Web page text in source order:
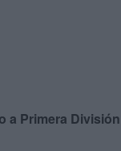
a Primera División